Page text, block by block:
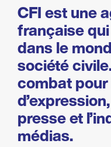
CFI est une
française
dans le
société
combat
presse et
médias.